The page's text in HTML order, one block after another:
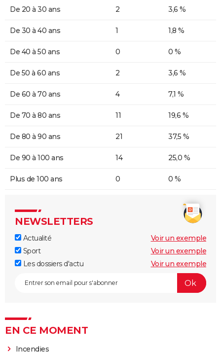
De 20 à 30 ans 2 3,6 %
De 30 à 40 ans 1 1,8 %
De 40 à 50 ans 0 0 %
De 50 à 60 ans 2 3,6 %
De 60 à 70 ans 4 7,1 %
De 70 à 80 ans 11 19,6 %
De 80 à 90 ans 21 37,5 %
De 90 à 100 ans 14 25,0 %
Plus de 100 ans 0 0 %
NEWSLETTERS
Actualité
Voir un exemple
Sport
Voir un exemple
Les dossiers d'actu
Voir un exemple
EN CE MOMENT
Incendies